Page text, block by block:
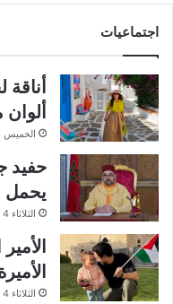
اجتماعيات
الخميس 6 أغسطس 2026 الساعة 12:14 ص
حفيد
يحمل
الثلاثاء 4 أغسطس 2026 الساعة 2:52 ص
الثلاثاء 4 أغسطس 2026 الساعة 2:36 ص